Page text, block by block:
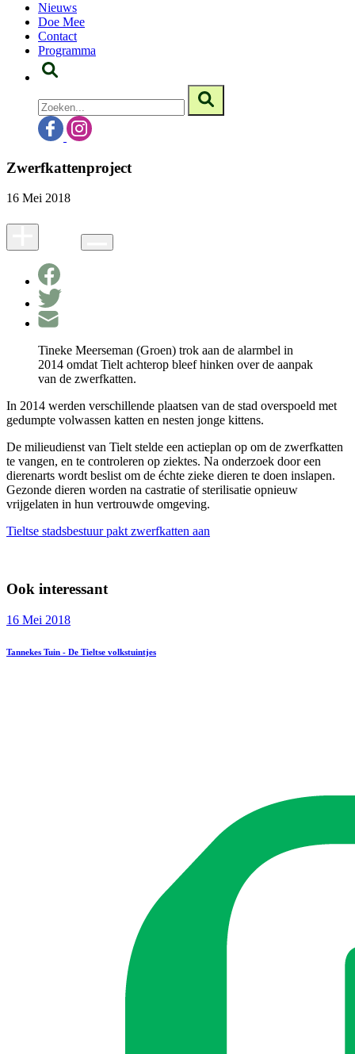
Nieuws
Doe Mee
Contact
Programma
Zwerfkattenproject
16 Mei 2018
Tineke Meerseman (Groen) trok aan de alarmbel in
2014 omdat Tielt achterop bleef hinken over de aanpak
van de zwerfkatten.
In 2014 werden verschillende plaatsen van de stad overspoeld met
gedumpte volwassen katten en nesten jonge kittens.
De milieudienst van Tielt stelde een actieplan op om de zwerfkatten
te vangen, en te controleren op ziektes. Na onderzoek door een
dierenarts wordt beslist om de échte zieke dieren te doen inslapen.
Gezonde dieren worden na castratie of sterilisatie opnieuw
vrijgelaten in hun vertrouwde omgeving.
Tieltse stadsbestuur pakt zwerfkatten aan
Ook interessant
16 Mei 2018
Tannekes Tuin - De Tieltse volkstuintjes